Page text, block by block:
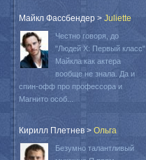
Майкл Фассбендер > Juliette
Честно говоря, до
"Людей Х: Первый класс"
Майкла как актера
вообще не знала. Да и
спин-офф про профессора и
Магнито особ...
Кирилл Плетнев > Oльга
Безумно талантливый